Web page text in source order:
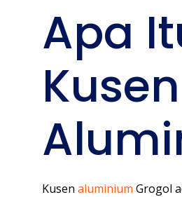
Apa
Kusen
Kusen aluminium Grogol